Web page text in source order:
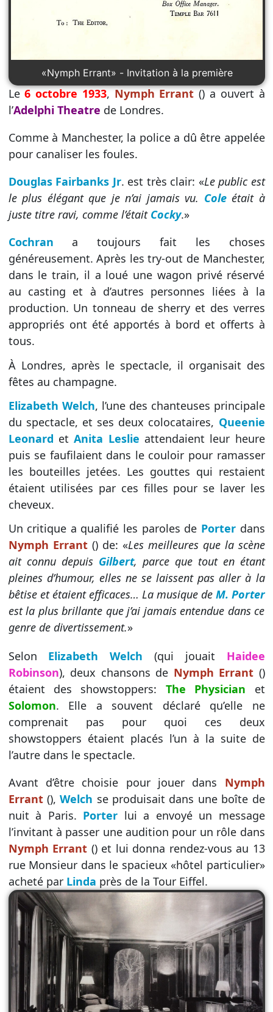
«Nymph Errant» - Invitation à la première
Le6 octobre 1933, Nymph Errant () a ouvert à
l’Adelphi Theatre de Londres.
Comme à Manchester, la police a dû être appelée
pour canaliser les foules.
Douglas Fairbanks Jr. est très clair: «Le public est
le plus élégant que je n’ai jamais vu. Coleétait à
juste titre ravi, comme l’était Cocky.»
Cochran a toujours fait les choses
généreusement. Après les try-out de Manchester,
dans le train, il a loué une wagon privé réservé
au casting et à d’autres personnes liées à la
production. Un tonneau de sherry et des verres
appropriés ont été apportés à bord et offerts à
tous.
À Londres, après le spectacle, il organisait des
fêtes au champagne.
Elizabeth Welch, l’une des chanteuses principale
du spectacle, et ses deux colocataires, Queenie
Leonard etAnita Leslie attendaient leur heure
puis se faufilaient dans le couloir pour ramasser
les bouteilles jetées. Les gouttes qui restaient
étaient utilisées par ces filles pour se laver les
cheveux.
Un critique a qualifié les paroles de Porterdans
Nymph Errant() de: «Les meilleures que la scène
ait connu depuis Gilbert, parce que tout en étant
pleines d’humour, elles ne se laissent pas aller à la
bêtise et étaient efficaces… La musique de M. Porter
est la plus brillante que j’ai jamais entendue dans ce
genre de divertissement.»
Selon Elizabeth Welch (qui jouait Haidee
Robinson), deux chansons de Nymph Errant ()
étaient des showstoppers: The Physician et
Solomon. Elle a souvent déclaré qu’elle ne
comprenait pas pour quoi ces deux
showstoppers étaient placés l’un à la suite de
l’autre dans le spectacle.
Avant d’être choisie pour jouer dans Nymph
Errant(),Welch se produisait dans une boîte de
nuit à Paris. Porter lui a envoyé un message
l’invitant à passer une audition pour un rôle dans
Nymph Errant () et lui donna rendez-vous au 13
rue Monsieur dans le spacieux «hôtel particulier»
acheté par Linda près de la Tour Eiffel.